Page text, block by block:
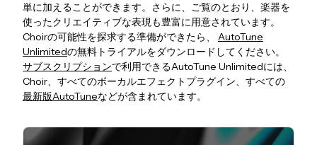
単に加えることができます。さらに、ご覧のとおり、楽器を
使ったクリエイティブな表現も豊富に用意されています。
Choirの可能性を探求する準備ができたら、 AutoTune
Unlimitedの無料トライアルをダウンロードしてください。
サブスクリプションで利用できるAutoTune Unlimitedには、
Choir、すべてのボーカルエフェクトプラグイン、すべての
最新版AutoTuneなどが含まれています。